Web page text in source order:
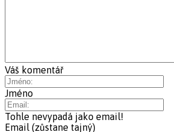
Váš komentář
Jméno
Tohle nevypadá jako email!
Email (zůstane tajný)